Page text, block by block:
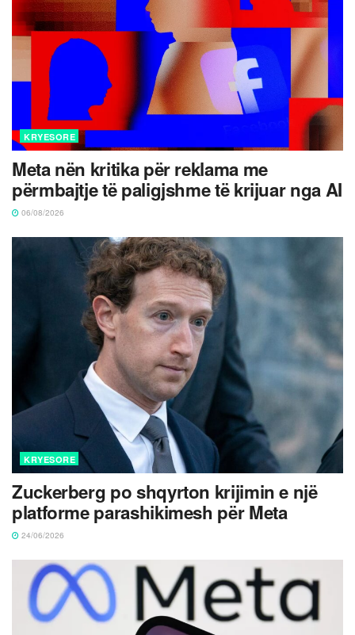
KRYESORE
Meta nën kritika për reklama me
përmbajtje të paligjshme të krijuar nga AI
06/08/2026
KRYESORE
Zuckerberg po shqyrton krijimin e një
platforme parashikimesh për Meta
24/06/2026